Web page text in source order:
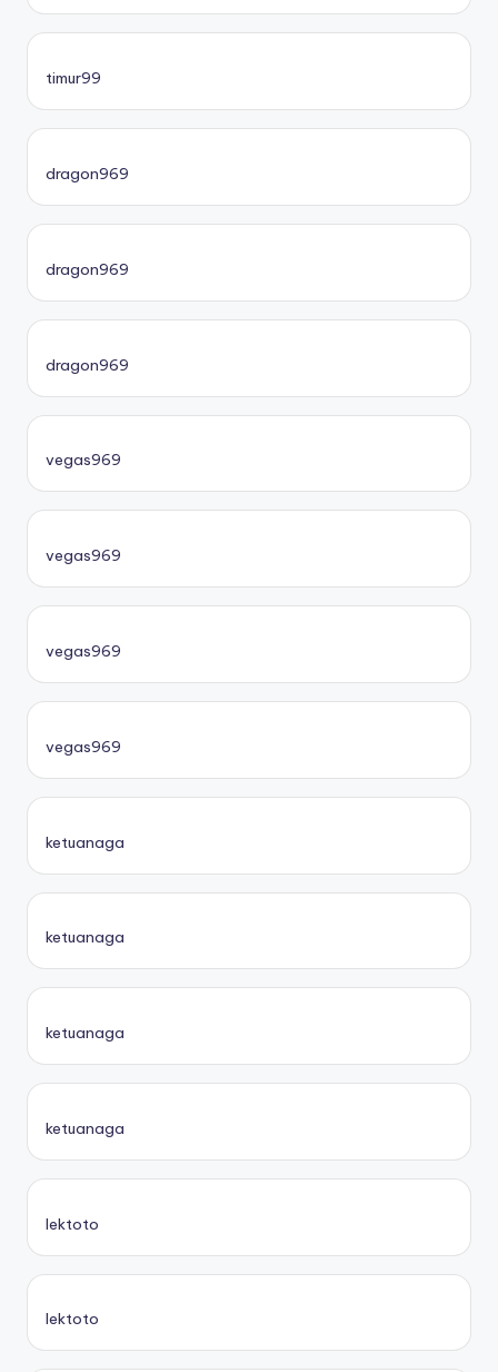
timur99
dragon969
dragon969
dragon969
vegas969
vegas969
vegas969
vegas969
ketuanaga
ketuanaga
ketuanaga
ketuanaga
lektoto
lektoto